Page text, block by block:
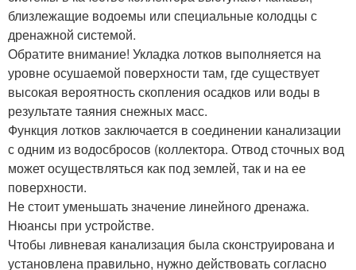
близлежащие водоемы или специальные колодцы с
дренажной системой.
Обратите внимание! Укладка лотков выполняется на
уровне осушаемой поверхности там, где существует
высокая вероятность скопления осадков или воды в
результате таяния снежных масс.
Функция лотков заключается в соединении канализации
с одним из водосбросов (коллектора. Отвод сточных вод
может осуществляться как под землей, так и на ее
поверхности.
Не стоит уменьшать значение линейного дренажа.
Нюансы при устройстве.
Чтобы ливневая канализация была сконструирована и
установлена правильно, нужно действовать согласно